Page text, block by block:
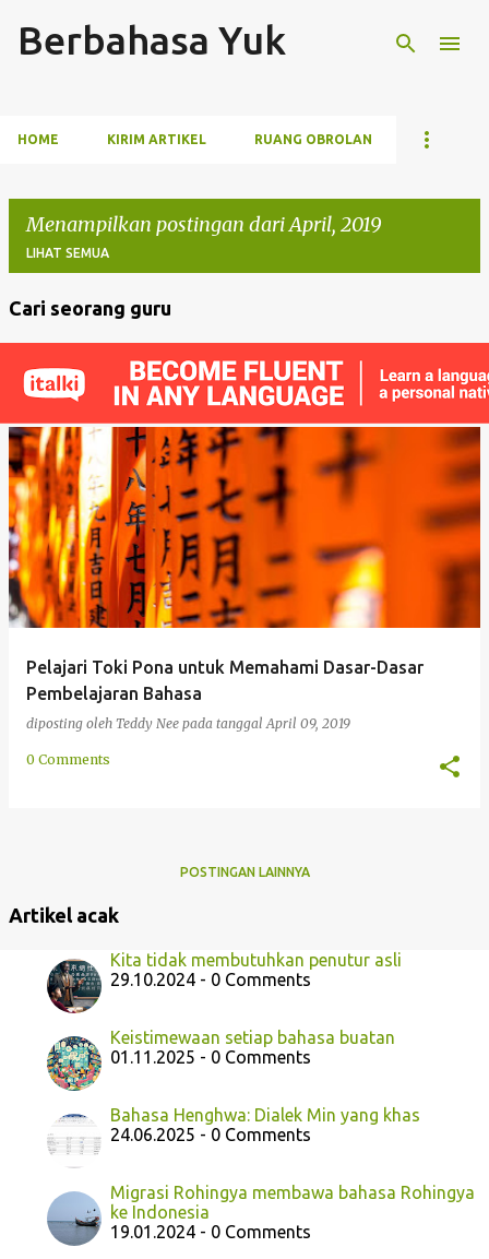
Langsung ke konten utama
Berbahasa Yuk
HOME KIRIM ARTIKEL RUANG OBROLAN
Menampilkan postingan dari April, 2019
LIHAT SEMUA
t
n
g
a
n
Cari seorang guru
Pelajari Toki Pona untuk Memahami Dasar-Dasar
Pembelajaran Bahasa
diposting oleh Teddy Nee pada tanggalApril 09, 2019
0 Comments
POSTINGAN LAINNYA
Artikel acak
Kita tidak membutuhkan penutur asli
29.10.2024 - 0 Comments
Keistimewaan setiap bahasa buatan
01.11.2025 - 0 Comments
Bahasa Henghwa: Dialek Min yang khas
24.06.2025 - 0 Comments
Migrasi Rohingya membawa bahasa Rohingya
ke Indonesia
19.01.2024 - 0 Comments